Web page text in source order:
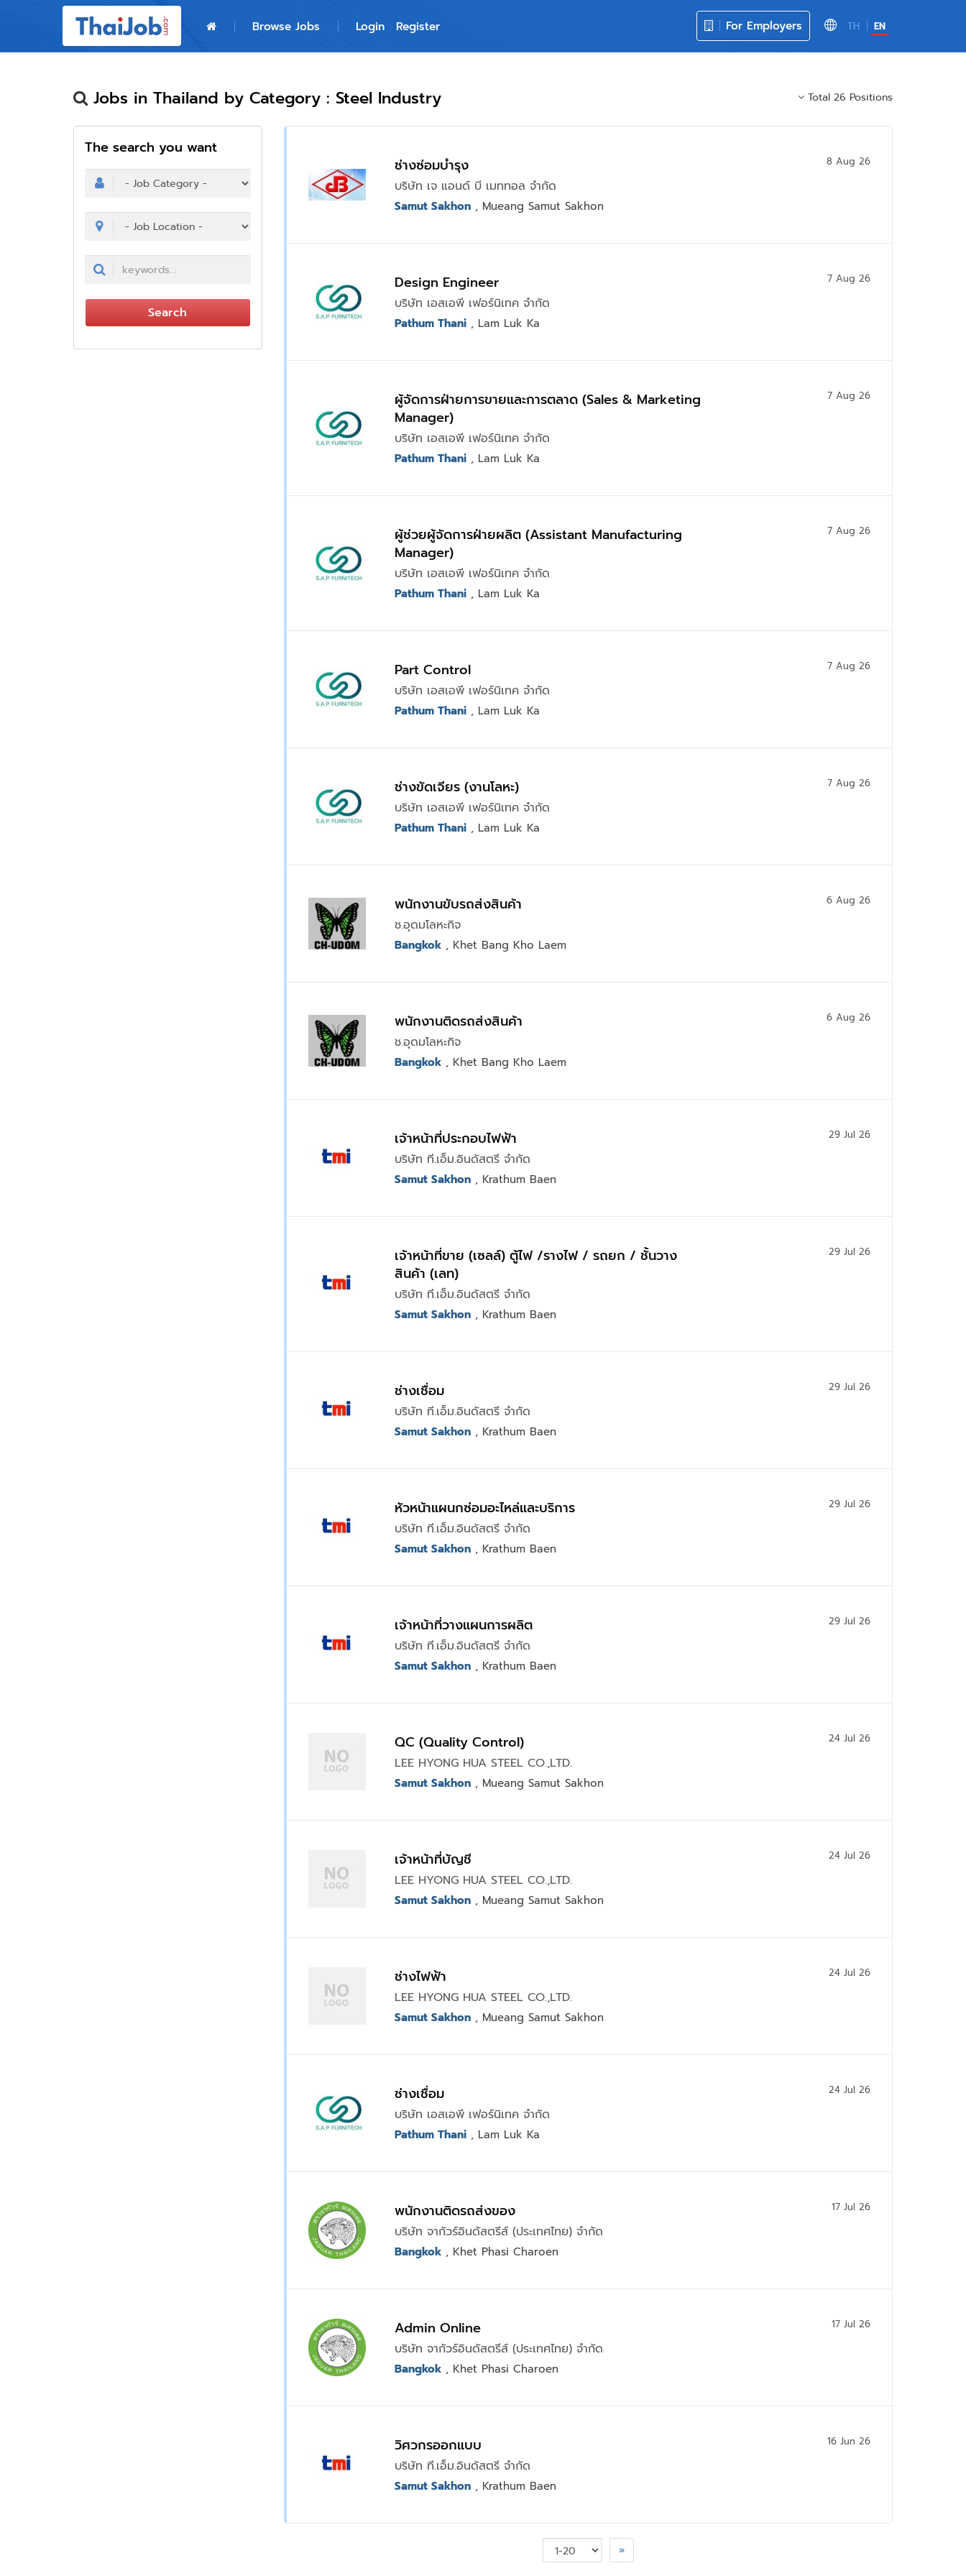
TH EN
For Employers
Browse Jobs Login Register
Login
For Employers
Jobs in Thailand by Category : Steel Industry Total 26 Positions
The search you want
Search
ช่างซ่อมบำรุง
บริษัท เจ แอนด์ บี เมททอล จำกัด
8 Aug 26
Samut Sakhon, Mueang Samut Sakhon
Design Engineer
บริษัท เอสเอพี เฟอร์นิเทค จำกัด
7 Aug 26
Pathum Thani, Lam Luk Ka
ผู้จัดการฝ่ายการขายและการตลาด (Sales & Marketing
Manager)
บริษัท เอสเอพี เฟอร์นิเทค จำกัด
7 Aug 26
Pathum Thani, Lam Luk Ka
ผู้ช่วยผู้จัดการฝ่ายผลิต (Assistant Manufacturing
Manager)
บริษัท เอสเอพี เฟอร์นิเทค จำกัด
7 Aug 26
Pathum Thani, Lam Luk Ka
Part Control
บริษัท เอสเอพี เฟอร์นิเทค จำกัด
7 Aug 26
Pathum Thani, Lam Luk Ka
ช่างขัดเจียร (งานโลหะ)
บริษัท เอสเอพี เฟอร์นิเทค จำกัด
7 Aug 26
Pathum Thani, Lam Luk Ka
พนักงานขับรถส่งสินค้า
ช.อุดมโลหะกิจ
6 Aug 26
Bangkok, Khet Bang Kho Laem
พนักงานติดรถส่งสินค้า
ช.อุดมโลหะกิจ
6 Aug 26
Bangkok, Khet Bang Kho Laem
เจ้าหน้าที่ประกอบไฟฟ้า
บริษัท ที.เอ็ม.อินดัสตรี จำกัด
29 Jul 26
Samut Sakhon, Krathum Baen
เจ้าหน้าที่ขาย (เซลล์) ตู้ไฟ /รางไฟ / รถยก / ชั้นวาง
สินค้า (เลท)
บริษัท ที.เอ็ม.อินดัสตรี จำกัด
29 Jul 26
Samut Sakhon, Krathum Baen
ช่างเชื่อม
บริษัท ที.เอ็ม.อินดัสตรี จำกัด
29 Jul 26
Samut Sakhon, Krathum Baen
หัวหน้าแผนกซ่อมอะไหล่และบริการ
บริษัท ที.เอ็ม.อินดัสตรี จำกัด
29 Jul 26
Samut Sakhon, Krathum Baen
เจ้าหน้าที่วางแผนการผลิต
บริษัท ที.เอ็ม.อินดัสตรี จำกัด
29 Jul 26
Samut Sakhon, Krathum Baen
QC (Quality Control)
LEE HYONG HUA STEEL CO.,LTD.
24 Jul 26
Samut Sakhon, Mueang Samut Sakhon
เจ้าหน้าที่บัญชี
LEE HYONG HUA STEEL CO.,LTD.
24 Jul 26
Samut Sakhon, Mueang Samut Sakhon
ช่างไฟฟ้า
LEE HYONG HUA STEEL CO.,LTD.
24 Jul 26
Samut Sakhon, Mueang Samut Sakhon
ช่างเชื่อม
บริษัท เอสเอพี เฟอร์นิเทค จำกัด
24 Jul 26
Pathum Thani, Lam Luk Ka
พนักงานติดรถส่งของ
บริษัท จากัวร์อินดัสตรีส์ (ประเทศไทย) จำกัด
17 Jul 26
Bangkok, Khet Phasi Charoen
Admin Online
บริษัท จากัวร์อินดัสตรีส์ (ประเทศไทย) จำกัด
17 Jul 26
Bangkok, Khet Phasi Charoen
วิศวกรออกแบบ
บริษัท ที.เอ็ม.อินดัสตรี จำกัด
16 Jun 26
Samut Sakhon, Krathum Baen
»